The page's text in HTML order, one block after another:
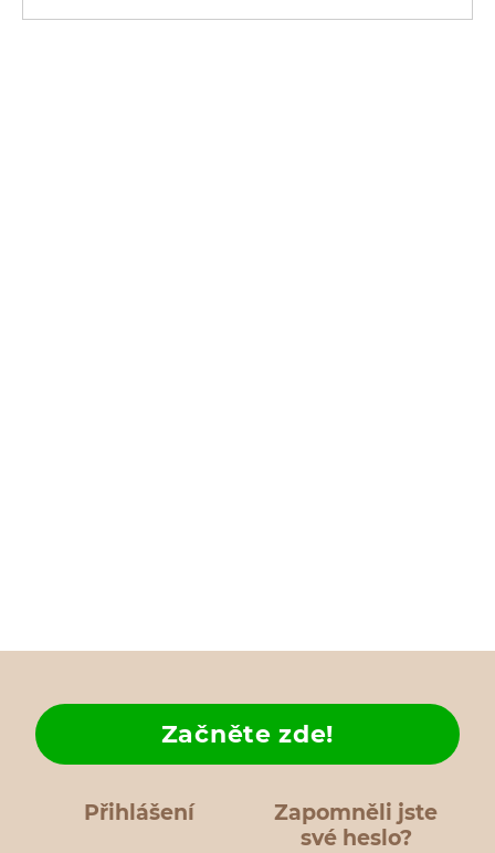
Přihlášení
Zapomněli jste
své heslo?
Začněte zde!